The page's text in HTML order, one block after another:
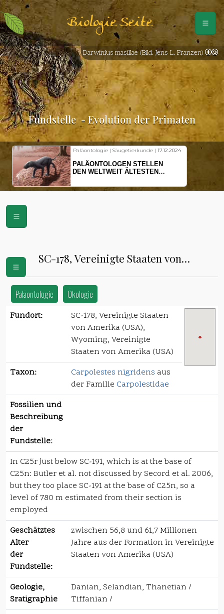
Biologie Seite
Fundstelle - Evolution der Primaten
Paläontologie | Säugetierkunde | 17.12.2024
PALÄONTOLOGEN STELLEN
DEN WELTWEIT ÄLTESTEN
VOR
Darwinius masillae (Bild: Jens L. Franzen)
SC-178, Vereinigte Staaten von
Paläontologie Ökologie
Fundort:
SC-178, Vereinigte Staaten
von Amerika (USA),
Wyoming, Vereinigte
Staaten von Amerika (USA)
Taxon:
Carpolestes nigridens aus
der Familie Carpolestidae
Fossilien und
Beschreibung
der
Fundstelle:
In C25r just below SC-191, which is at the base of
C25n: Butler et al. not discussed by Secord et al. 2006,
but they too place SC-191 at the base of C25n, so a
level of 780 m estimated from their section is
employed
Geschätztes
Alter
der
Fundstelle:
zwischen 56,8 und 61,7 Millionen
Jahre aus der Formation in Vereinigte
Staaten von Amerika (USA)
Geologie,
Sratigraphie
Danian, Selandian, Thanetian /
Tiffanian /